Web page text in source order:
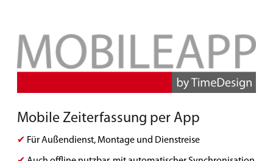
Mobile Zeiterfassung per App
✔ Für Außendienst, Montage und Dienstreise